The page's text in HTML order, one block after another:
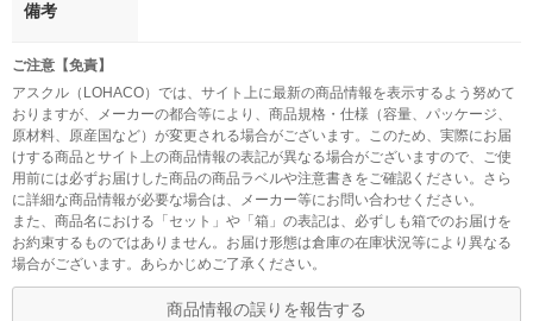
備考
ご注意【免責】
アスクル（LOHACO）では、サイト上に最新の商品情報を表示するよう努めて
おりますが、メーカーの都合等により、商品規格・仕様（容量、パッケージ、
原材料、原産国など）が変更される場合がございます。このため、実際にお届
けする商品とサイト上の商品情報の表記が異なる場合がございますので、ご使
用前には必ずお届けした商品の商品ラベルや注意書きをご確認ください。さら
に詳細な商品情報が必要な場合は、メーカー等にお問い合わせください。
また、商品名における「セット」や「箱」の表記は、必ずしも箱でのお届けを
お約束するものではありません。お届け形態は倉庫の在庫状況等により異なる
場合がございます。あらかじめご了承ください。
商品情報の誤りを報告する